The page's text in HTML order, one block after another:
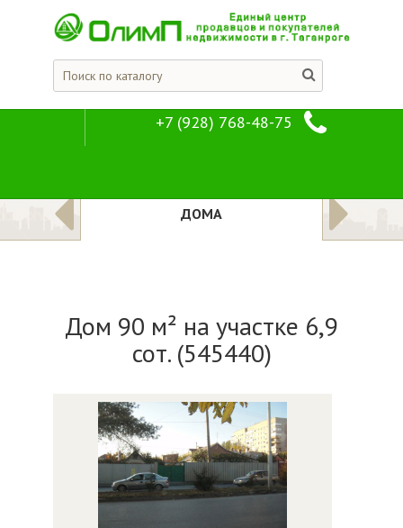
+7 (928) 768-48-75
ДОМА
Дом 90 м² на участке 6,9
сот. (545440)